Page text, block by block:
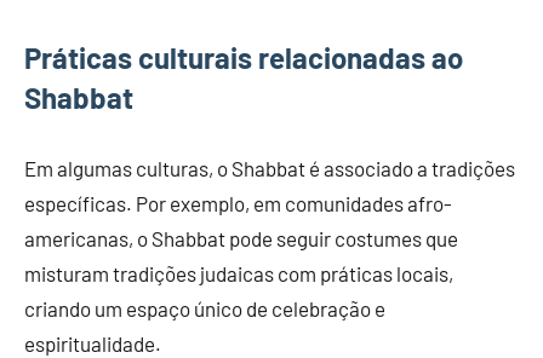
Práticas culturais relacionadas ao
Shabbat
Em algumas culturas, o Shabbat é associado a tradições
específicas. Por exemplo, em comunidades afro-
americanas, o Shabbat pode seguir costumes que
misturam tradições judaicas com práticas locais,
criando um espaço único de celebração e
espiritualidade.